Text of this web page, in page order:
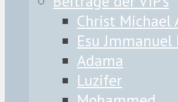
Christ Michael
Esu Jmmanuel
Adama
Luzifer